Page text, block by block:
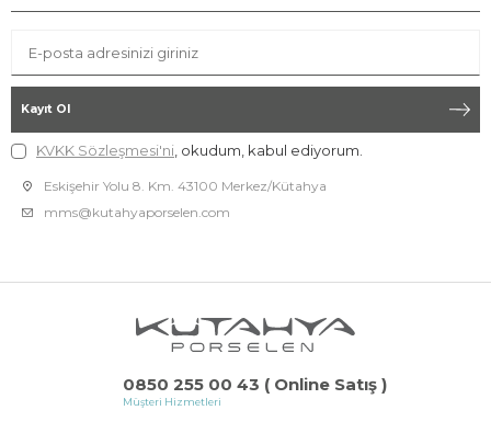
0850 255 00 43 ( Online Satış )
Müşteri Hizmetleri
Kayıt Ol
KVKK Sözleşmesi'ni , okudum, kabul ediyorum.
Eskişehir Yolu 8. Km. 43100 Merkez/Kütahya
mms@kutahyaporselen.com